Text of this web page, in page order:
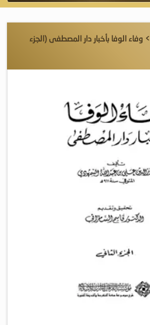
> وفاء الوفا بأخبار دار المصطفى (الجزء